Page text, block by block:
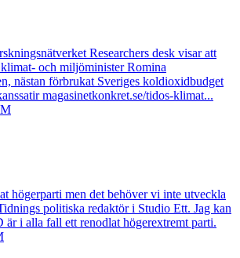
Researchers desk visar att
och miljöminister Romina
nästan förbrukat Sveriges koldioxidbudget
magasinetkonkret.se/tidos-klimat...
högerparti men det behöver vi inte utveckla
politiska redaktör i Studio Ett. Jag kan
är i alla fall ett renodlat högerextremt parti.